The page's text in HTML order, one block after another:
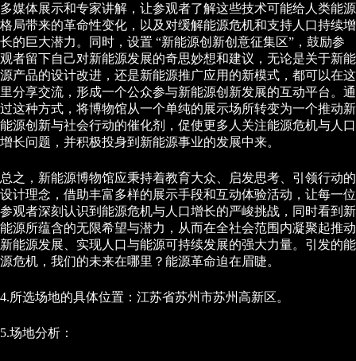
多媒体展示和专家讲解，让参观者了解这些技术可能给人类能源
格局带来的革命性变化，以及对缓解能源危机和支持人口持续增
长的巨大潜力。同时，设置 “新能源创新创意征集区”，鼓励参
观者留下自己对新能源发展的奇思妙想和建议，无论是关于新能
源产品的设计改进，还是新能源推广应用的新模式，都可以在这
里分享交流，形成一个公众参与新能源创新发展的互动平台。通
过这种方式，将博物馆从一个单纯的展示场所转变为一个推动新
能源创新与社会行动的催化剂，促使更多人关注能源危机与人口
增长问题，并积极投身到新能源事业的发展中来。
总之，新能源博物馆应秉持着教育大众、启发思考、引领行动的
设计理念，借助丰富多样的展示手段和互动体验活动，让每一位
参观者深刻认识到能源危机与人口增长的严峻挑战，同时看到新
能源所蕴含的无限希望与潜力，从而在全社会范围内凝聚起推动
新能源发展、实现人口与能源可持续发展的强大力量。引发的能
源危机，我们的未来在哪里？能源革命迫在眉睫。
4.所选场地的具体位置：江苏省苏州市苏州高新区。
5.场地分析：